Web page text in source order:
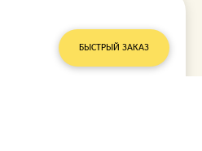
БЫСТРЫЙ ЗАКАЗ